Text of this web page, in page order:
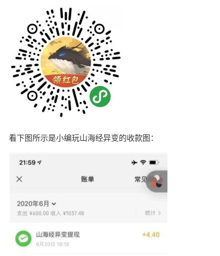
看下图所示是小编玩山海经异变的收款图：